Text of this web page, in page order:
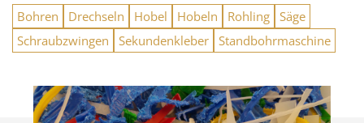
Bohren Drechseln Hobel Hobeln Rohling Säge
Schraubzwingen
Sekundenkleber Standbohrmaschine